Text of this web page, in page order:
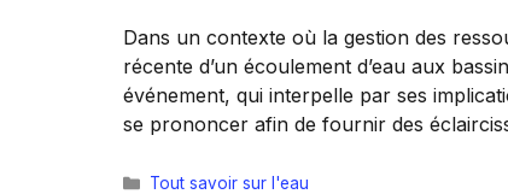
Dans un contexte où la gestion des
récente d’un écoulement d’eau aux
événement, qui interpelle par ses
se prononcer afin de fournir des
Catégories
Tout savoir sur l'eau